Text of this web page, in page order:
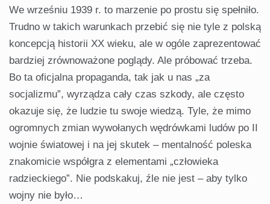
We wrześniu 1939 r. to marzenie po prostu się spełniło.
Trudno w takich warun­kach przebić się nie tyle z polską
kon­cepcją historii XX wieku, ale w ogóle zaprezentować
bardziej zrównoważone poglądy. Ale próbować trzeba.
Bo ta oficjalna propaganda, tak jak u nas „za
socjalizmu”, wyrządza cały czas szko­dy, ale często
okazuje się, że ludzie tu swoje wiedzą. Tyle, że mimo
ogrom­nych zmian wywołanych wędrówkami ludów po II
wojnie światowej i na jej skutek – mentalność poleska
znakomi­cie współgra z elementami „człowieka
radzieckiego”. Nie podskakuj, źle nie jest – aby tylko
wojny nie było…